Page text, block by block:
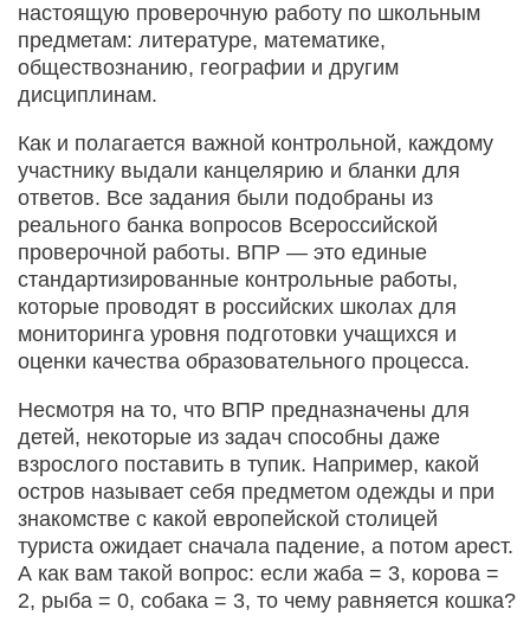
настоящую проверочную работу по школьным
предметам: литературе, математике,
обществознанию, географии и другим
дисциплинам.
Как и полагается важной контрольной, каждому
участнику выдали канцелярию и бланки для
ответов. Все задания были подобраны из
реального банка вопросов Всероссийской
проверочной работы. ВПР — это единые
стандартизированные контрольные работы,
которые проводят в российских школах для
мониторинга уровня подготовки учащихся и
оценки качества образовательного процесса.
Несмотря на то, что ВПР предназначены для
детей, некоторые из задач способны даже
взрослого поставить в тупик. Например, какой
остров называет себя предметом одежды и при
знакомстве с какой европейской столицей
туриста ожидает сначала падение, а потом арест.
А как вам такой вопрос: если жаба = 3, корова =
2, рыба = 0, собака = 3, то чему равняется кошка?